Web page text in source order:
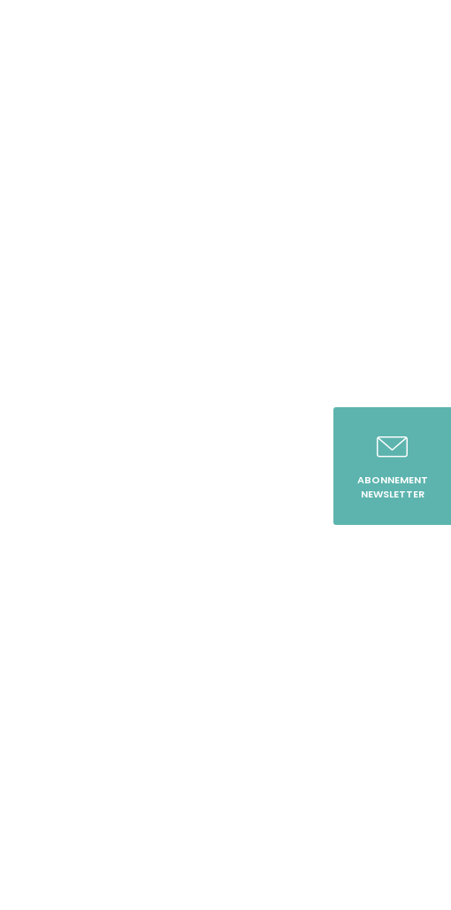
ABONNEMENT
NEWSLETTER